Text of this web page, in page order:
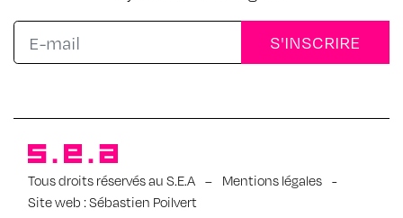
Tous droits réservés au S.E.A – Mentions légales -
Site web :Sébastien Poilvert